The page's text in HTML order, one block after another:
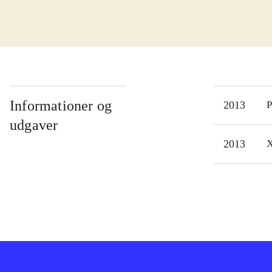
Lyd
Informationer og
udgaver
2013
2013